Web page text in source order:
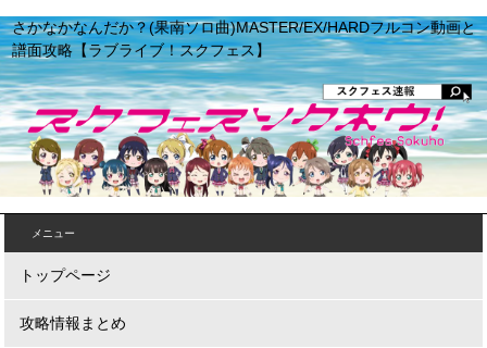
さかなかなんだか？(果南ソロ曲)MASTER/EX/HARDフルコン動画と
譜面攻略【ラブライブ！スクフェス】
メニュー
トップページ
攻略情報まとめ